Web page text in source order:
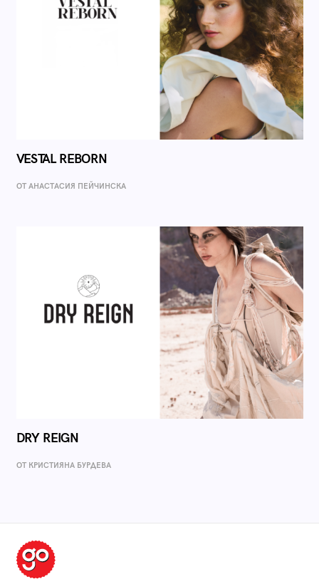
VESTAL REBORN
ОТ AНАСТАСИЯ ПЕЙЧИНСКА
DRY REIGN
ОТ КРИСТИЯНА БУРДЕВА